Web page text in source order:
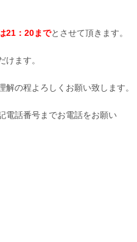
21：20までとさせて頂きます。
ます。
の程よろしくお願い致します。
電話番号までお電話をお願い